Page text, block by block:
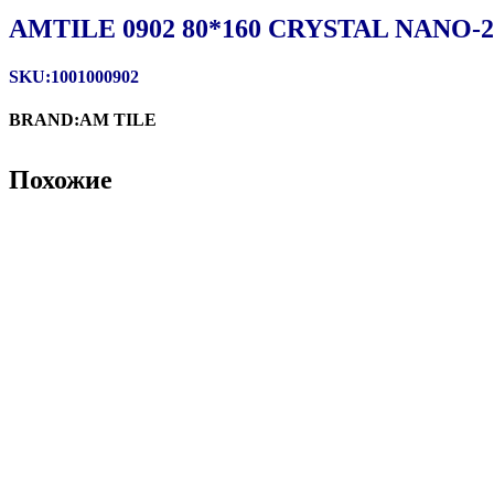
AMTILE 0902 80*160 CRYSTAL NANO-
SKU:1001000902
BRAND:AM TILE
Похожие